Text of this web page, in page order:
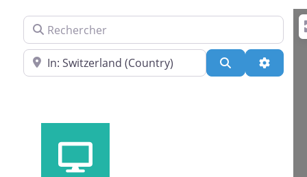
Rechercher
Près de
Search